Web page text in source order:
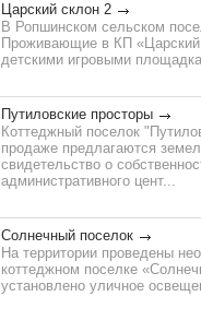
Царский склон 2
В Ропшинском сельском
Проживающие в КП «Царский
детскими игровыми
Путиловские просторы
Коттеджный поселок
продаже предлагаются
свидетельство о
административного цент...
Солнечный поселок
На территории проведены
коттеджном поселке
установлено уличное